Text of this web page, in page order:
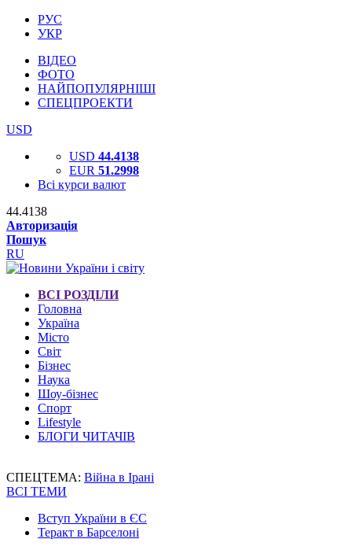
РУС
УКР
ВІДЕО
ФОТО
НАЙПОПУЛЯРНІШІ
СПЕЦПРОЕКТИ
USD
USD 44.4138
EUR 51.2998
Всі курси валют
44.4138
Авторизація
Пошук
RU
ВСІ РОЗДІЛИ
Головна
Україна
Місто
Світ
Бізнес
Наука
Шоу-бізнес
Спорт
Lifestyle
БЛОГИ ЧИТАЧІВ
СПЕЦТЕМА: Війна в Ірані
ВСІ ТЕМИ
Вступ України в ЄС
Теракт в Барселоні